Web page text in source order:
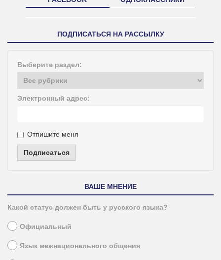
ПОДПИСАТЬСЯ НА РАССЫЛКУ
Выберите раздел:
Электронный адрес:
Отпишите меня
Подписаться
ВАШЕ МНЕНИЕ
Какой статус должен быть у русского языка?
Официальный
Язык межнационального общения